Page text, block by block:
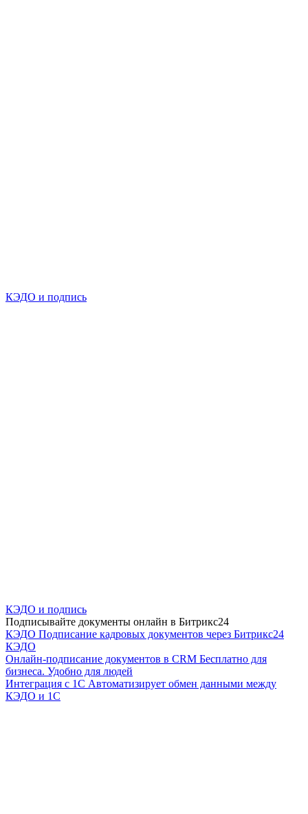
КЭДО и подпись
КЭДО и подпись
Подписывайте документы онлайн в Битрикс24
КЭДО Подписание кадровых документов через Битрикс24
КЭДО
Онлайн-подписание документов в CRM Бесплатно для
бизнеса. Удобно для людей
Интеграция с 1С Автоматизирует обмен данными между
КЭДО и 1С